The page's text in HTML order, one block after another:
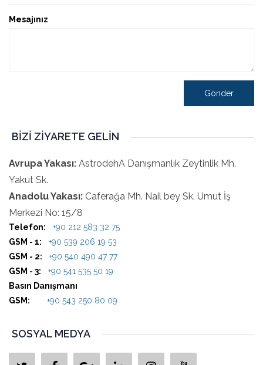
Mesajınız
Gönder
BIZI ZIYARETE GELIN
Avrupa Yakası: AstrodehA Danışmanlık Zeytinlik Mh.
Yakut Sk.
Anadolu Yakası: Caferağa Mh. Nail bey Sk. Umut İş
Merkezi No: 15/8
Telefon:
+90 212 583 32 75
GSM - 1:
+90 539 206 19 53
GSM - 2:
+90 540 490 47 77
GSM - 3:
+90 541 535 50 19
Basın Danışmanı
GSM:
+90 543 250 80 09
SOSYAL MEDYA